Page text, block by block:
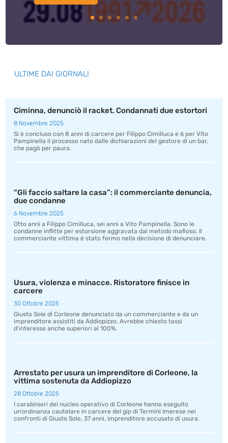
ULTIME DAI GIORNALI
Ciminna, denunciò il racket. Condannati due estortori
8 Novembre 2025
Si è concluso con 8 anni di carcere per Filippo Cimilluca e 6 per Vito
Pampinella il processo nato dalle dichiarazioni del gestore di un bar,
che pagò per paura.
“Gli faccio saltare la casa”: il commerciante denuncia,
due condanne
6 Novembre 2025
Otto anni a Filippo Cimilluca, sei anni a Vito Pampinella. Sono le
condanne inflitte per estorsione aggravata dal metodo mafioso. Il
commerciante vittima è stato fermo nella decisione di denunciare.
Usura, violenza e minacce. Ristoratore finisce in
carcere
30 Ottobre 2025
Giusto Sole di Corleone denunciato da un commerciante e da un
imprenditore assistiti da Addiopizzo. Avrebbe chiesto tassi
d’interesse anche superiori al 100%.
Arrestato per usura un imprenditore di Corleone, la
vittima sostenuta da Addiopizzo
28 Ottobre 2025
I carabinieri del nucleo operativo di Corleone hanno eseguito
un’ordinanza cautelare in carcere del gip di Termini Imerese nei
confronti di Giusto Sole, 37 anni, imprenditore accusato di usura.